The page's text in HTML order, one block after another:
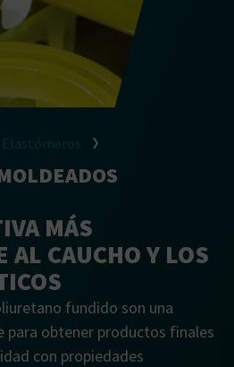
Elastómeros
MÁS
AL CAUCHO Y LOS
fundido son una
para obtener productos finales
con propiedades